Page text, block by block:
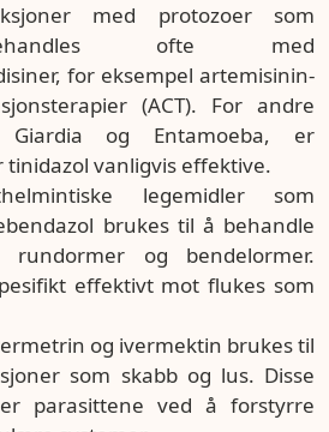
med protozoer som
ofte med
for eksempel artemisinin-
(ACT). For andre
Giardia og Entamoeba, er
vanligvis effektive.
legemidler som
brukes til å behandle
rundormer og bendelormer.
effektivt mot flukes som
og ivermektin brukes til
som skabb og lus. Disse
parasittene ved å forstyrre